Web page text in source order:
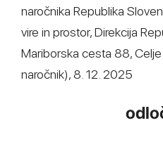
naročnika Republika
vire in prostor, Direkcija
Mariborska cesta 88,
naročnik), 8. 12. 2025